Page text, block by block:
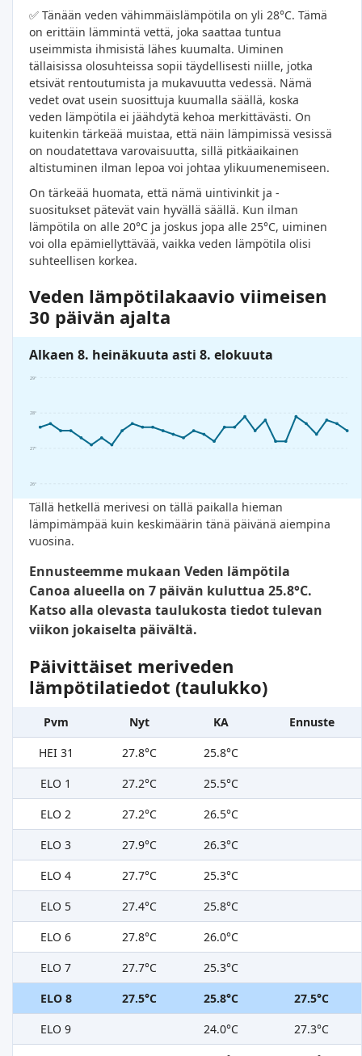
✅ Tänään veden vähimmäislämpötila on yli 28°C. Tämä
on erittäin lämmintä vettä, joka saattaa tuntua
useimmista ihmisistä lähes kuumalta. Uiminen
tällaisissa olosuhteissa sopii täydellisesti niille, jotka
etsivät rentoutumista ja mukavuutta vedessä. Nämä
vedet ovat usein suosittuja kuumalla säällä, koska
veden lämpötila ei jäähdytä kehoa merkittävästi. On
kuitenkin tärkeää muistaa, että näin lämpimissä vesissä
on noudatettava varovaisuutta, sillä pitkäaikainen
altistuminen ilman lepoa voi johtaa ylikuumenemiseen.
On tärkeää huomata, että nämä uintivinkit ja -
suositukset pätevät vain hyvällä säällä. Kun ilman
lämpötila on alle 20°C ja joskus jopa alle 25°C, uiminen
voi olla epämiellyttävää, vaikka veden lämpötila olisi
suhteellisen korkea.
Veden lämpötilakaavio viimeisen
30 päivän ajalta
Alkaen 8. heinäkuuta asti 8. elokuuta
26°
27°
28°
29°
Tällä hetkellä merivesi on tällä paikalla hieman
lämpimämpää kuin keskimäärin tänä päivänä aiempina
vuosina.
Ennusteemme mukaan Veden lämpötila
Canoa alueella on 7 päivän kuluttua 25.8°C.
Katso alla olevasta taulukosta tiedot tulevan
viikon jokaiselta päivältä.
Päivittäiset meriveden
lämpötilatiedot (taulukko)
Pvm Nyt KA
Ennuste
HEI 31
27.8°C
25.8°C
ELO 1
27.2°C
25.5°C
ELO 2
27.2°C
26.5°C
ELO 3
27.9°C
26.3°C
ELO 4
27.7°C
25.3°C
ELO 5
27.4°C
25.8°C
ELO 6
27.8°C
26.0°C
ELO 7
27.7°C
25.3°C
ELO 8
27.5°C 25.8°C
27.5°C
ELO 9
24.0°C
27.3°C